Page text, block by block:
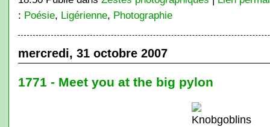
: Poésie, Ligérienne, Photographie
mercredi, 31 octobre 2007
1771 - Meet you at the big pylon